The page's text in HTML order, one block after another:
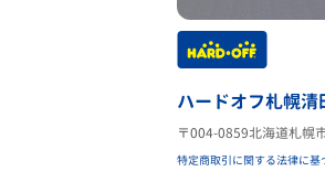
ハードオフ札幌清
〒004-0859北海道札幌
特定商取引に関する法律に基